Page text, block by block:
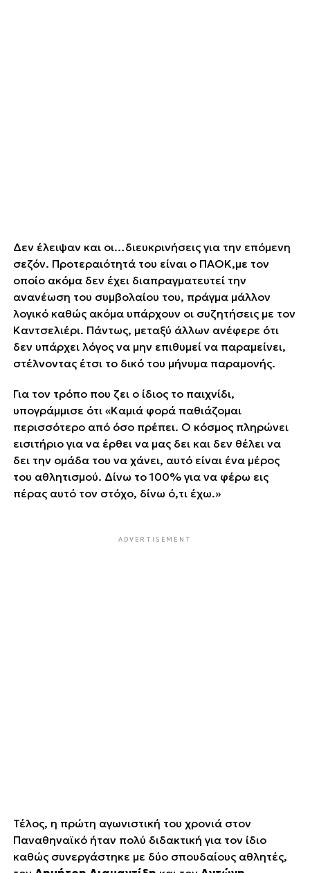
Δεν έλειψαν και οι…διευκρινήσεις για την επόμενη
σεζόν. Προτεραιότητά του είναι ο ΠΑΟΚ,με τον
οποίο ακόμα δεν έχει διαπραγματευτεί την
ανανέωση του συμβολαίου του, πράγμα μάλλον
λογικό καθώς ακόμα υπάρχουν οι συζητήσεις με τον
Καντσελιέρι. Πάντως, μεταξύ άλλων ανέφερε ότι
δεν υπάρχει λόγος να μην επιθυμεί να παραμείνει,
στέλνοντας έτσι το δικό του ΄΄μήνυμα παραμονής΄΄.
Για τον τρόπο που ζει ο ίδιος το παιχνίδι,
υπογράμμισε ότι «Καμιά φορά παθιάζομαι
περισσότερο από όσο πρέπει. Ο κόσμος πληρώνει
εισιτήριο για να έρθει να μας δει και δεν θέλει να
δει την ομάδα του να χάνει, αυτό είναι ένα μέρος
του αθλητισμού. Δίνω το 100% για να φέρω εις
πέρας αυτό τον στόχο, δίνω ό,τι έχω.»
ADVERTISEMENT
Τέλος, η πρώτη αγωνιστική του χρονιά στον
Παναθηναϊκό ήταν πολύ διδακτική για τον ίδιο
καθώς συνεργάστηκε με δύο σπουδαίους αθλητές,